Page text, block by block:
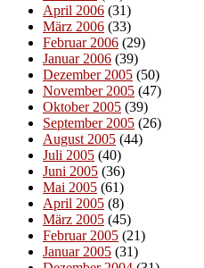
April 2006 (31)
März 2006 (33)
Februar 2006 (29)
Januar 2006 (39)
Dezember 2005 (50)
November 2005 (47)
Oktober 2005 (39)
September 2005 (26)
August 2005 (44)
Juli 2005 (40)
Juni 2005 (36)
Mai 2005 (61)
April 2005 (8)
März 2005 (45)
Februar 2005 (21)
Januar 2005 (31)